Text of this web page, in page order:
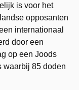
is voor het
opposanten
internationaal
door een
op een Joods
waarbij 85 doden